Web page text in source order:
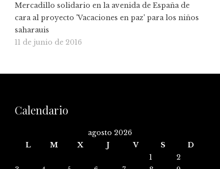
Mercadillo solidario en la avenida de España de
cara al proyecto 'Vacaciones en paz' para los niños
saharauis
11 de junio de 2016
Calendario
agosto 2026
L
M X J V S
D
1
2